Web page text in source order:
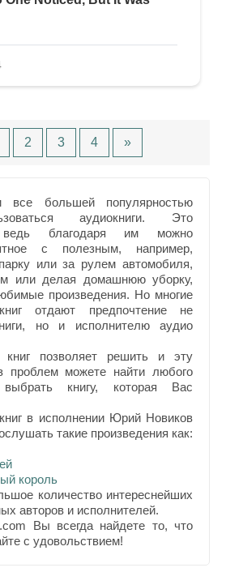
2 3 4 »
большей популярностью
аудиокниги. Это
ведь благодаря им можно
с полезным, например,
или за рулем автомобиля,
или делая домашнюю уборку,
произведения. Но многие
отдают предпочтение не
но и исполнителю аудио
позволяет решить и эту
проблем можете найти любого
книгу, которая Вас
в исполнении Юрий Новиков
такие произведения как:
король
количество интереснейших
авторов и исполнителей.
Вы всегда найдете то, что
с удовольствием!